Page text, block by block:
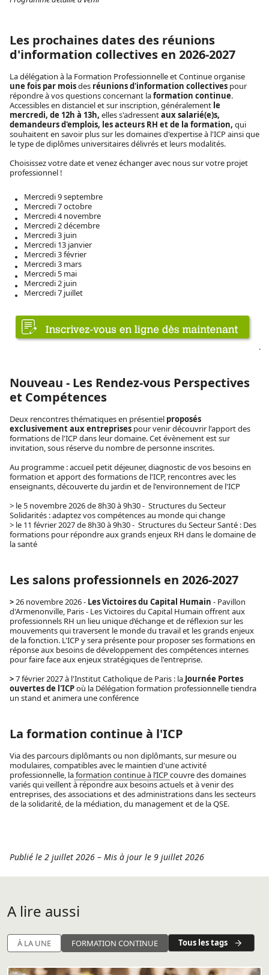
Les prochaines dates des réunions
d'information collectives en 2026-2027
La délégation à la Formation Professionnelle et Continue organise
une fois par moisdes réunions d'information collectives pour
répondre à vos questions concernant laformation continue.
Accessibles en distanciel et sur inscription, généralement le
mercredi, de 12h à 13h, elles s'adressentaux salarié(e)s,
demandeurs d'emplois, les acteurs RH et de la formation, qui
souhaitent en savoir plus sur les domaines d'expertise à l'ICP ainsi que
le type de diplômes universitaires délivrés et leurs modalités.
Choisissez votre date et venez échanger avec nous sur votre projet
professionnel !
Mercredi 9 septembre
Mercredi 7 octobre
Mercredi 4 novembre
Mercredi 2 décembre
Mercredi 3 juin
Mercredi 13 janvier
Mercredi 3 février
Mercredi 3 mars
Mercredi 5 mai
Mercredi 2 juin
Mercredi 7 juillet
.
Nouveau - Les Rendez-vous Perspectives
et Compétences
Deux rencontres thématiques en présentiel proposés
exclusivement aux entreprises pour venir découvrir l'apport des
formations de l'ICP dans leur domaine. Cet évènement est sur
invitation, sous réserve du nombre de personne inscrites.
Au programme : accueil petit déjeuner, diagnostic de vos besoins en
formation et apport des formations de l'ICP, rencontres avec les
enseignants, découverte du jardin et de l'environnement de l'ICP
> le 5 novembre 2026 de 8h30 à 9h30 - Structures du Secteur
Solidarités : adaptez vos compétences au monde qui change
> le 11 février 2027 de 8h30 à 9h30 - Structures du Secteur Santé : Des
formations pour répondre aux grands enjeux RH dans le domaine de
la santé
Les salons professionnels en 2026-2027
> 26 novembre 2026 - Les Victoires du Capital Humain - Pavillon
d'Armenonville, Paris - Les Victoires du Capital Humain offrent aux
professionnels RH un lieu unique d’échange et de réflexion sur les
mouvements qui traversent le monde du travail et les grands enjeux
de la fonction. L'ICP y sera présente pour proposer ses formations en
réponse aux besoins de développement des compétences internes
pour faire face aux enjeux stratégiques de l'entreprise.
>7 février 2027 à l'Institut Catholique de Paris : la Journée Portes
ouvertes de l'ICPoù la Délégation formation professionnelle tiendra
un stand et animera une conférence
La formation continue à l'ICP
Via des parcours diplômants ou non diplômants, sur mesure ou
modulaires, compatibles avec le maintien d'une activité
professionnelle, laformation continue à l’ICPcouvre des domaines
variés qui veillent à répondre aux besoins actuels et à venir des
entreprises, des associations et des administrations dans les secteurs
de la solidarité, de la médiation, du management et de la QSE.
Publié le 2 juillet 2026 – Mis à jour le 9 juillet 2026
A lire aussi
À LA UNE FORMATION CONTINUE Tous les tags